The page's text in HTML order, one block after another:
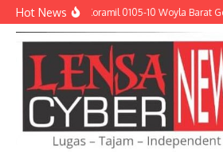
Lewati ke konten
Hot NewsBabinsa Koramil 0105-10 Woyla Barat